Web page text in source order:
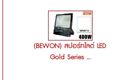
(BEWON) สปอร์ทไลต์ LED
Gold Series ...